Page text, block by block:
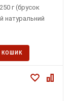
г (брусок
натуральний
КОШИК